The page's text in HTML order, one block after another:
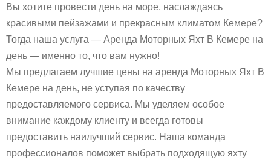
Вы хотите провести день на море, наслаждаясь
красивыми пейзажами и прекрасным климатом Кемере?
Тогда наша услуга — Аренда Моторных Яхт В Кемере на
день — именно то, что вам нужно!
Мы предлагаем лучшие цены на аренда Моторных Яхт В
Кемере на день, не уступая по качеству
предоставляемого сервиса. Мы уделяем особое
внимание каждому клиенту и всегда готовы
предоставить наилучший сервис. Наша команда
профессионалов поможет выбрать подходящую яхту